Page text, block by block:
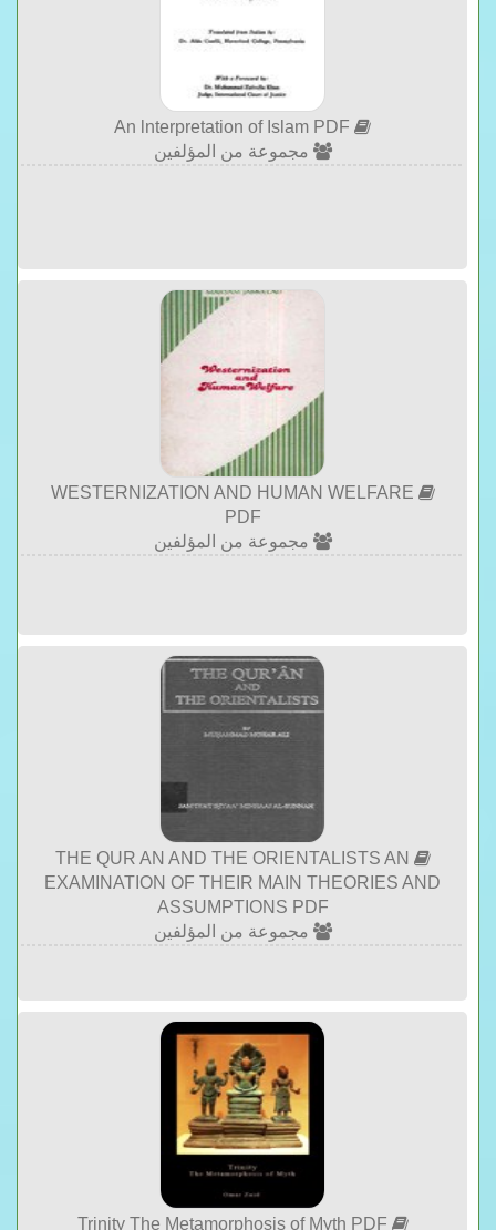
مجموعة من المؤلفين
WESTERNIZATION AND HUMAN WELFARE
PDF
مجموعة من المؤلفين
THE QUR AN AND THE ORIENTALISTS AN
EXAMINATION OF THEIR MAIN THEORIES AND
ASSUMPTIONS PDF
مجموعة من المؤلفين